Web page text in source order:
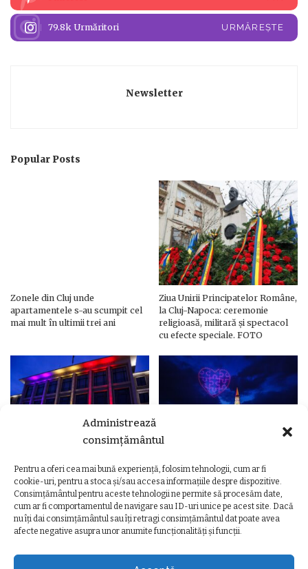
Administrează
consimțământul
Pentru a oferi cea mai bună experiență, folosim tehnologii, cum ar fi
cookie-uri, pentru a stoca și/sau accesa informațiile despre dispozitive.
Consimțământul pentru aceste tehnologii ne permite să procesăm date,
cum ar fi comportamentul de navigare sau ID-uri unice pe acest site. Dacă
nu îți dai consimțământul sau îți retragi consimțământul dat poate avea
afecte negative asupra unor anumite funcționalități și funcții.
79.8k Urmăritori URMĂREȘTE
Newsletter
Popular Posts
Zonele din Cluj unde
apartamentele s-au scumpit cel
mai mult în ultimii trei ani
Ziua Unirii Principatelor Române,
la Cluj-Napoca: ceremonie
religioasă, militară și spectacol
cu efecte speciale. FOTO
Ziua Unirii Principatelor Române
– Clădiri și poduri din Cluj,
iluminate în culorile drapelului
Ziua Unirii la Cluj-Napoca.
Programul complet al
evenimentelor